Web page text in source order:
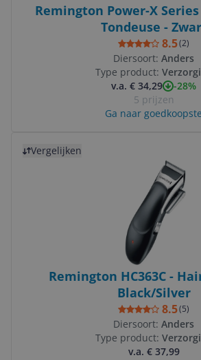
Remington Power-X Series
Tondeuse -
8.5(2)
Diersoort: Anders
Type product:
v.a. € 34,29
-28%
5 prijzen
Ga naar goedkoopste
Vergelijken
Remington HC363C -
Black/Silver
8.5(5)
Diersoort: Anders
Type product:
v.a. € 37,99